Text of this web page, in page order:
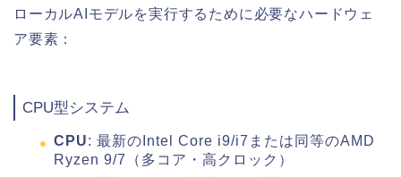
ローカルAIモデルを実行するために必要なハードウェ
ア要素：
CPU型システム
CPU: 最新のIntel Core i9/i7または同等のAMD
Ryzen 9/7（多コア・高クロック）